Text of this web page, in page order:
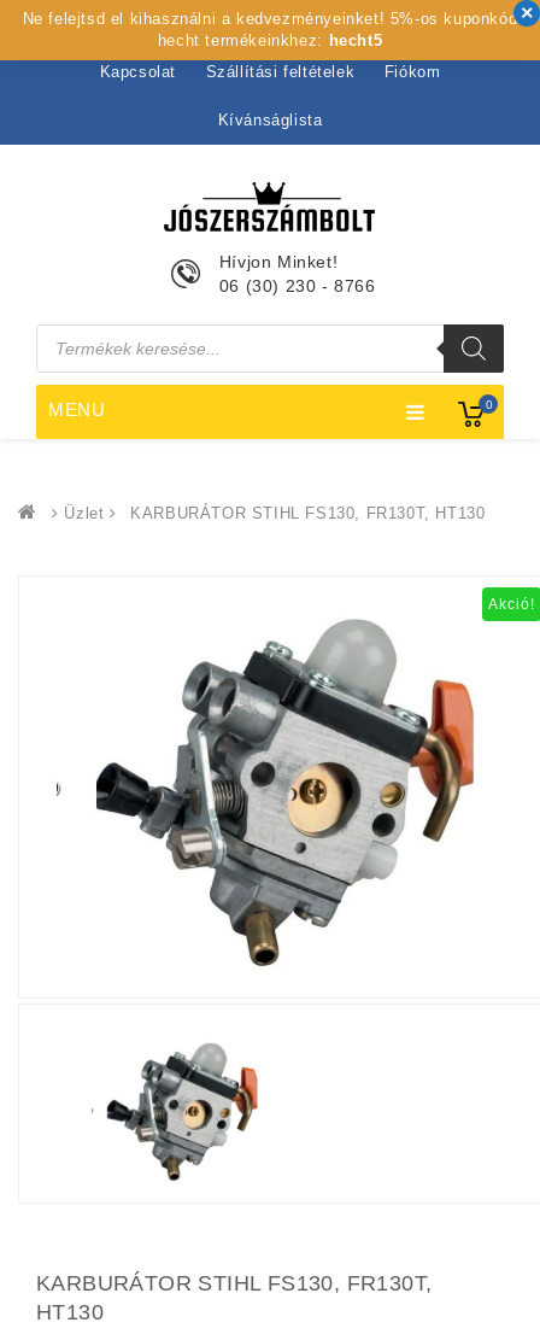
Kezdőlap Rólunk Webshop Szolgáltatások
Kapcsolat Szállítási feltételek Fiókom
Kívánságlista
0
Hívjon Minket!
06 (30) 230 - 8766
Products
search
MENU
Üzlet KARBURÁTOR STIHL FS130, FR130T, HT130
Akció!
KARBURÁTOR STIHL FS130, FR130T,
HT130
Ne felejtsd el kihasználni a kedvezményeinket! 5%-os kuponkód
hecht termékeinkhez: hecht5